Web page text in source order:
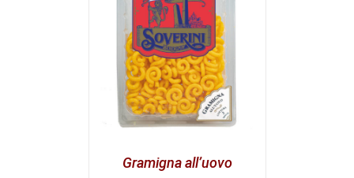
Gramigna all’uovo